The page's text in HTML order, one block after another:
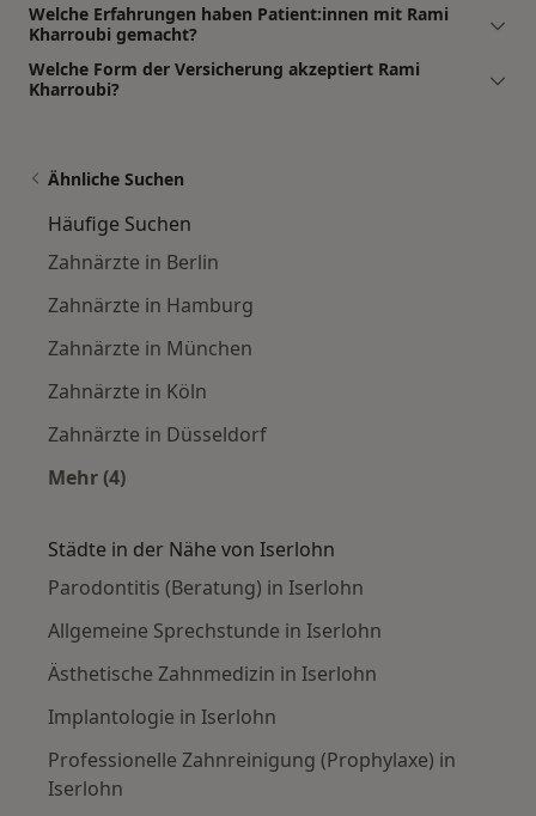
Welche Erfahrungen haben Patient:innen mit Rami
Kharroubi gemacht?
Welche Form der Versicherung akzeptiert Rami
Kharroubi?
Ähnliche Suchen
Häufige Suchen
Zahnärzte in Berlin
Zahnärzte in Hamburg
Zahnärzte in München
Zahnärzte in Köln
Zahnärzte in Düsseldorf
Mehr (4)
Städte in der Nähe von Iserlohn
Parodontitis (Beratung) in Iserlohn
Allgemeine Sprechstunde in Iserlohn
Ästhetische Zahnmedizin in Iserlohn
Implantologie in Iserlohn
Professionelle Zahnreinigung (Prophylaxe) in
Iserlohn